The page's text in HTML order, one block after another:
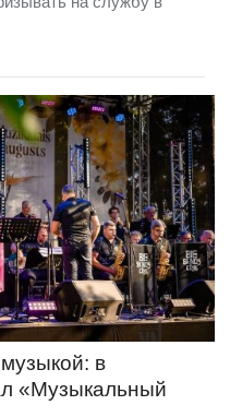
в
«Музыкальный